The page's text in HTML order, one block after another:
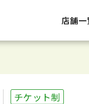
店舗一
チケット制